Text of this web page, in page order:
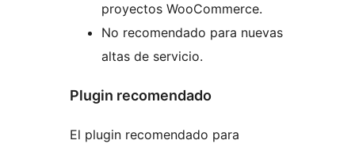
proyectos WooCommerce.
No recomendado para nuevas
altas de servicio.
Plugin recomendado
El plugin recomendado para